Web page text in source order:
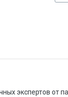
экспертов от